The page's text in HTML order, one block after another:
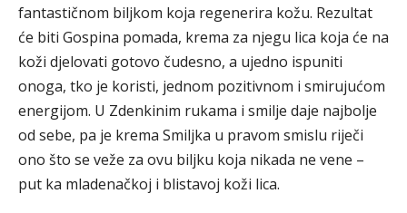
fantastičnom biljkom koja regenerira kožu. Rezultat
će biti Gospina pomada, krema za njegu lica koja će na
koži djelovati gotovo čudesno, a ujedno ispuniti
onoga, tko je koristi, jednom pozitivnom i smirujućom
energijom. U Zdenkinim rukama i smilje daje najbolje
od sebe, pa je krema Smiljka u pravom smislu riječi
ono što se veže za ovu biljku koja nikada ne vene –
put ka mladenačkoj i blistavoj koži lica.